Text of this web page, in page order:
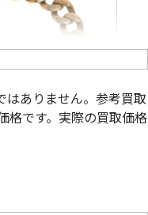
ありません。参考買取
格です。実際の買取価格